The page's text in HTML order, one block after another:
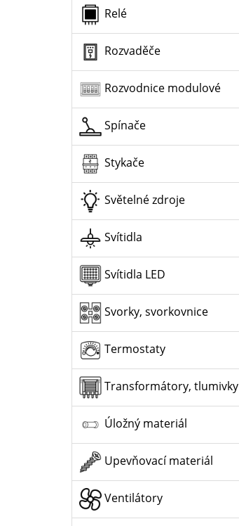
Relé
Rozvaděče
Rozvodnice modulové
Spínače
Stykače
Světelné zdroje
Svítidla
Svítidla LED
Svorky, svorkovnice
Termostaty
Transformátory, tlumivky
Úložný materiál
Upevňovací materiál
Ventilátory